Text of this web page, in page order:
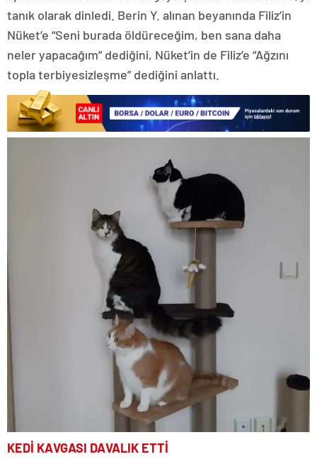
tanık olarak dinledi. Berin Y. alınan beyanında Filiz’in
Nüket’e “Seni burada öldüreceğim, ben sana daha
neler yapacağım” dediğini, Nüket’in de Filiz’e “Ağzını
topla terbiyesizleşme” dediğini anlattı.
KEDİ KAVGASI DAVALIK ETTİ